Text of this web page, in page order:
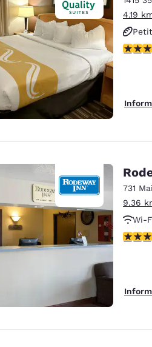
4.19
2.81
731
9.36
Wi-
2.82